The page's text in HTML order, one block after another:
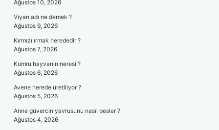
Ağustos 10, 2026
Viyan adı ne demek ?
Ağustos 9, 2026
Kırmızı ırmak nerededir ?
Ağustos 7, 2026
Kumru hayvanın neresi ?
Ağustos 6, 2026
Avene nerede üretiliyor ?
Ağustos 5, 2026
Anne güvercin yavrusunu nasıl besler ?
Ağustos 4, 2026